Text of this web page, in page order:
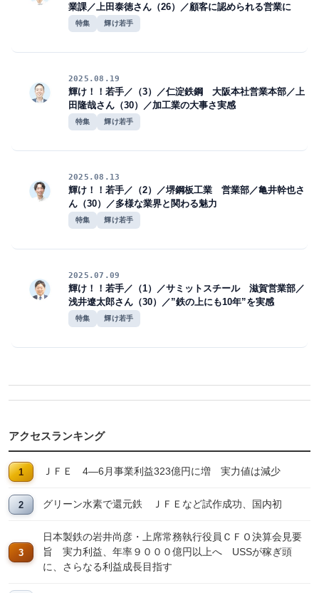
業課／上田泰徳さん（26）／顧客に認められる営業に
特集 輝け若手
2025.08.19
輝け！！若手／（3）／仁淀鉄鋼 大阪本社営業本部／上
田隆哉さん（30）／加工業の大事さ実感
特集 輝け若手
2025.08.13
輝け！！若手／（2）／堺鋼板工業 営業部／亀井幹也さ
ん（30）／多様な業界と関わる魅力
特集 輝け若手
2025.07.09
輝け！！若手／（1）／サミットスチール 滋賀営業部／
浅井遼太郎さん（30）／”鉄の上にも10年”を実感
特集 輝け若手
アクセスランキング
ＪＦＥ 4―6月事業利益323億円に増 実力値は減少
グリーン水素で還元鉄 ＪＦＥなど試作成功、国内初
日本製鉄の岩井尚彦・上席常務執行役員ＣＦＯ決算会見要
旨 実力利益、年率９０００億円以上へ USSが稼ぎ頭
に、さらなる利益成長目指す